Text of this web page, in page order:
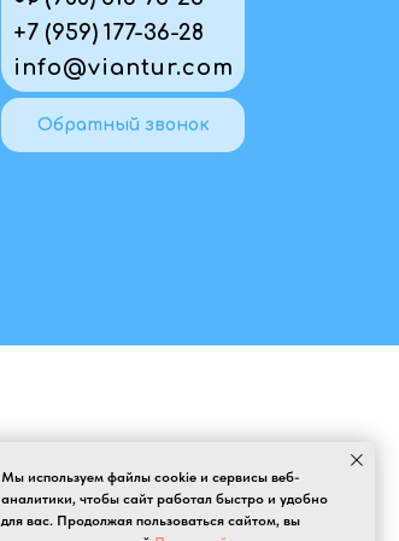
Мы используем файлы cookie и сервисы веб-
аналитики, чтобы сайт работал быстро и удобно
для вас. Продолжая пользоваться сайтом, вы
Обратный звонок
+7 (959) 177-36-28
info@viantur.com